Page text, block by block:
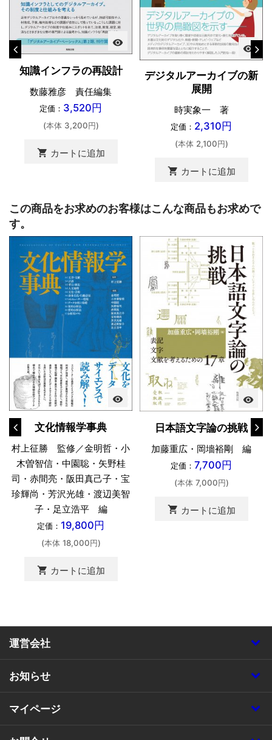
visibility
知識インフラの再設計
数藤雅彦 責任編集
定価： 3,520円
(本体 3,200円)
shopping_cart カートに追加
visibility
デジタルアーカイブの新
展開
時実象一 著
定価： 2,310円
(本体 2,100円)
shopping_cart カートに追加
この商品をお求めのお客様はこんな商品もお求めで
す。
visibility
文化情報学事典
村上征勝 監修／金明哲・小
木曽智信・中園聡・矢野桂
司・赤間亮・阪田真己子・宝
珍輝尚・芳沢光雄・渡辺美智
子・足立浩平 編
定価： 19,800円
(本体 18,000円)
shopping_cart カートに追加
visibility
日本語文字論の挑戦
加藤重広・岡墻裕剛 編
定価： 7,700円
(本体 7,000円)
shopping_cart カートに追加
運営会社
お知らせ
マイページ